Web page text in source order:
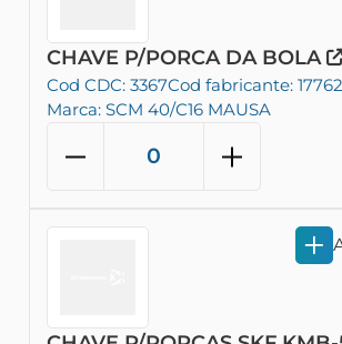
CHAVE P/PORCA DA BOLA
Cod CDC: 3367Cod fabricante:
Marca: SCM 40/C16 MAUSA